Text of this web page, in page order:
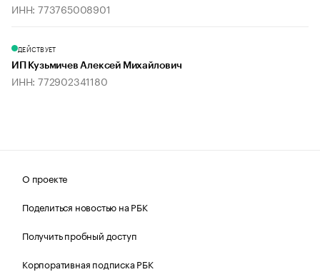
ИНН: 773765008901
ДЕЙСТВУЕТ
ИП Кузьмичев Алексей Михайлович
ИНН: 772902341180
О проекте
Поделиться новостью на РБК
Получить пробный доступ
Корпоративная подписка РБК